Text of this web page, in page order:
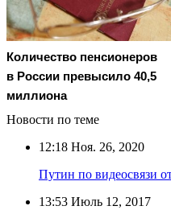
Количество пенсионеров
в России превысило 40,5
миллиона
Новости по теме
12:18 Ноя. 26, 2020
Путин по видеосвязи
13:53 Июль 12, 2017